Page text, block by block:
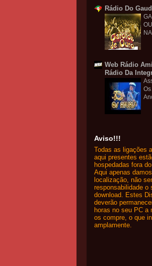
Rádio Do
Web Rádio
Rádio Da
Aviso!!!
Todas as ligações
aqui presentes
hospedadas fora
Aqui apenas
localização, não
responsabilidade o
download. Estes
deverão
horas no seu PC a
os compre, o que
amplamente.